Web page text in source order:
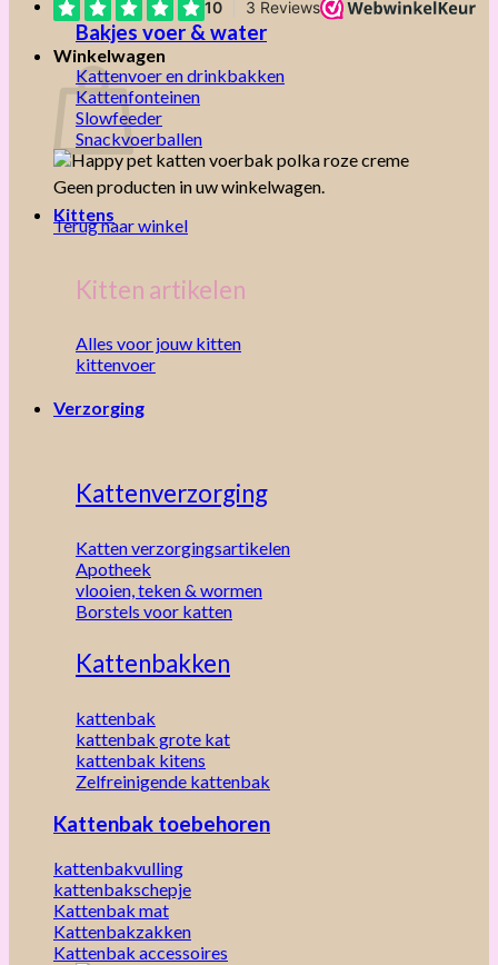
Winkelwagen
Geen producten in uw winkelwagen.
Terug naar winkel
Bakjes voer & water
Kattenvoer en drinkbakken
Kattenfonteinen
Slowfeeder
Snackvoerballen
Kittens
Kitten artikelen
Alles voor jouw kitten
kittenvoer
Verzorging
Kattenverzorging
Katten verzorgingsartikelen
Apotheek
vlooien, teken & wormen
Borstels voor katten
Kattenbakken
kattenbak
kattenbak grote kat
kattenbak kitens
Zelfreinigende kattenbak
Kattenbak toebehoren
kattenbakvulling
kattenbakschepje
Kattenbak mat
Kattenbakzakken
Kattenbak accessoires